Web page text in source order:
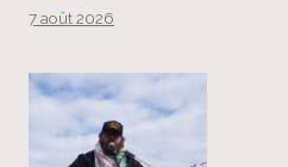
7 août 2026